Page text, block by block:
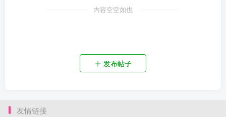
内容空空如也
发布帖子
友情链接